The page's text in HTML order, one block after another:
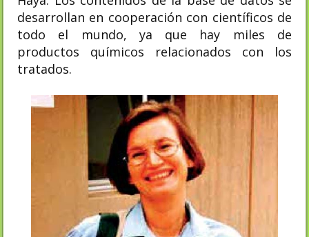
desarrollan en cooperación con científicos de
todo el mundo, ya que hay miles de
productos químicos relacionados con los
tratados.